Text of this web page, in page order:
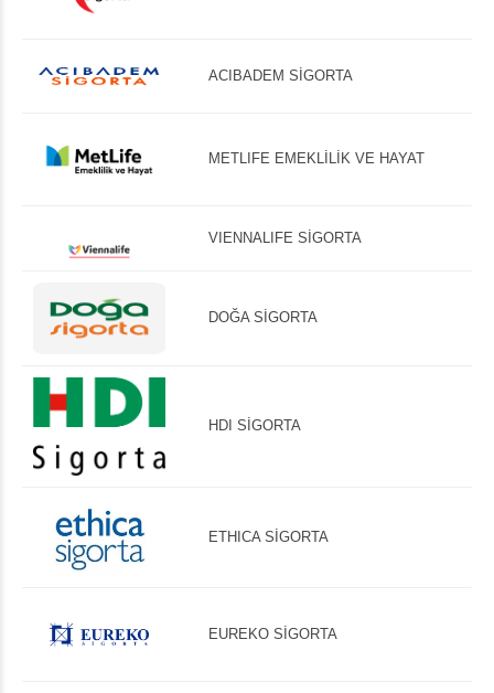
ACIBADEM SİGORTA
METLIFE EMEKLİLİK VE HAYAT
VIENNALIFE SİGORTA
DOĞA SİGORTA
HDI SİGORTA
ETHICA SİGORTA
EUREKO SİGORTA